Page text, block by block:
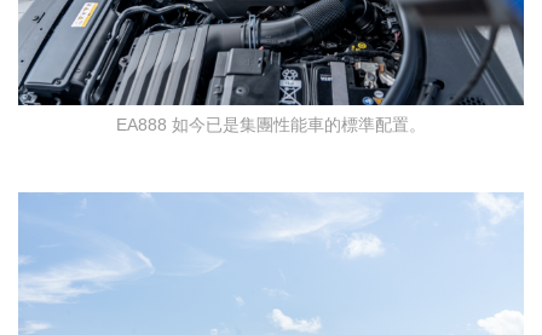
EA888 如今已是集團性能車的標準配置。